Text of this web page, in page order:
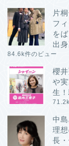
片
フ
を
出
84.6k件のビュー
櫻
や
生
中
理
長